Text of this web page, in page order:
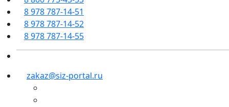
8 978 787-14-51
8 978 787-14-52
8 978 787-14-55
zakaz@siz-portal.ru